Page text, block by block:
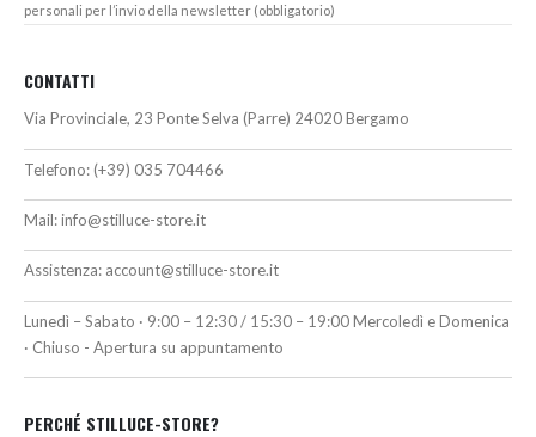
personali per l’invio della newsletter (obbligatorio)
CONTATTI
Via Provinciale, 23 Ponte Selva (Parre) 24020 Bergamo
Telefono: (+39) 035 704466
Mail:info@stilluce-store.it
Assistenza: account@stilluce-store.it
Lunedì – Sabato · 9:00 – 12:30 / 15:30 – 19:00 Mercoledì e Domenica
· Chiuso - Apertura su appuntamento
PERCHÉ STILLUCE-STORE?